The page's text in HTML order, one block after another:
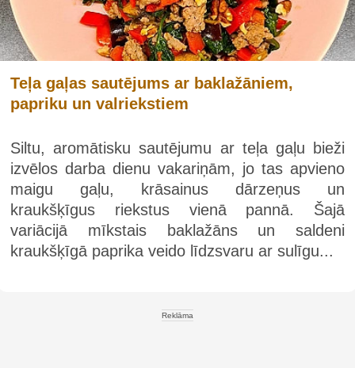
Teļa gaļas sautējums ar baklažāniem,
papriku un valriekstiem
Siltu, aromātisku sautējumu ar teļa gaļu bieži
izvēlos darba dienu vakariņām, jo tas apvieno
maigu gaļu, krāsainus dārzeņus un
kraukšķīgus riekstus vienā pannā. Šajā
variācijā mīkstais baklažāns un saldeni
kraukšķīgā paprika veido līdzsvaru ar sulīgu...
Reklāma